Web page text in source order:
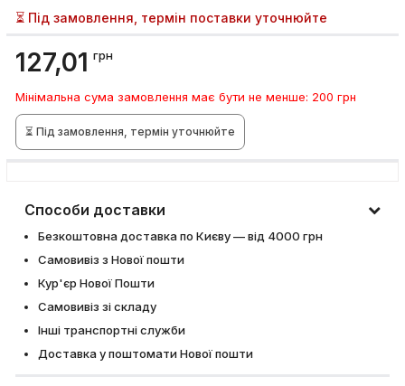
⏳ Під замовлення, термін поставки уточнюйте
127,01 грн
Мінімальна сума замовлення має бути не менше: 200 грн
⏳ Під замовлення, термін уточнюйте
Способи доставки
Безкоштовна доставка по Києву — від 4000 грн
Самовивіз з Нової пошти
Кур'єр Нової Пошти
Самовивіз зі складу
Інші транспортні служби
Доставка у поштомати Нової пошти